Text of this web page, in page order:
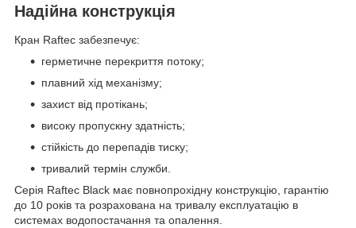
Надійна конструкція
Кран Raftec забезпечує:
герметичне перекриття потоку;
плавний хід механізму;
захист від протікань;
високу пропускну здатність;
стійкість до перепадів тиску;
тривалий термін служби.
Серія Raftec Black має повнопрохідну конструкцію, гарантію
до 10 років та розрахована на тривалу експлуатацію в
системах водопостачання та опалення.